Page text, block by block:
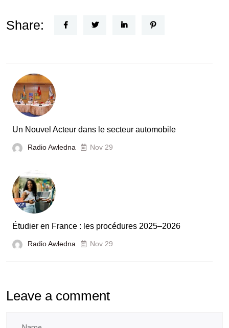
Horizon
la
France
et
écoles
Share:
Un Nouvel Acteur dans le secteur automobile
Radio Awledna Nov 29
Étudier en France : les procédures 2025–2026
Radio Awledna Nov 29
Leave a comment